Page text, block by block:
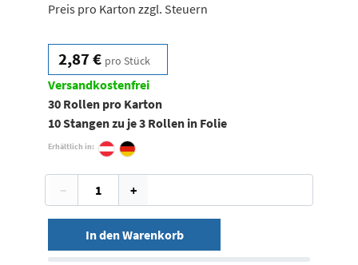
Preis pro Karton zzgl. Steuern
2,87 € pro Stück
Versandkostenfrei
30 Rollen pro Karton
10 Stangen zu je 3 Rollen in Folie
Erhältlich in:
− +
In den Warenkorb